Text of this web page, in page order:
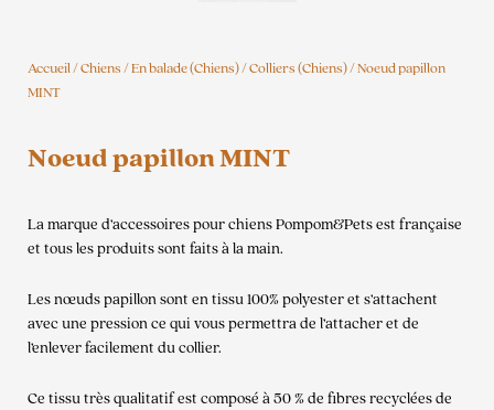
Accueil/Chiens/En balade (Chiens)/Colliers (Chiens)/ Noeud papillon
MINT
Noeud papillon MINT
La marque d’accessoires pour chiens Pompom&Pets est française
et tous les produits sont faits à la main.
Les nœuds papillon sont en tissu 100% polyester et s’attachent
avec une pression ce qui vous permettra de l’attacher et de
l’enlever facilement du collier.
Ce tissu très qualitatif est composé à 50 % de fibres recyclées de